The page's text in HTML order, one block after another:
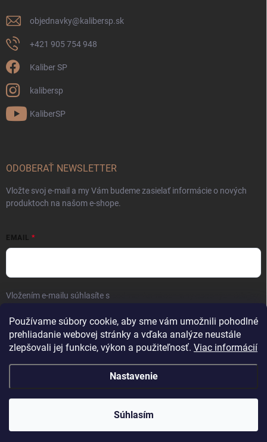
Používame súbory cookie, aby sme vám umožnili pohodlné
prehliadanie webovej stránky a vďaka analýze neustále
zlepšovali jej funkcie, výkon a použiteľnosť. Viac informácií
Nastavenie
Súhlasím
objednavky@kalibersp.sk
+421 905 754 948
Kaliber SP
kalibersp
KaliberSP
ODOBERAŤ NEWSLETTER
Vložte svoj e-mail a my Vám budeme zasielať informácie o nových
produktoch na našom e-shope.
EMAIL
Vložením e-mailu súhlasíte s
Prihlásiť sa
Kaliber SP s.r.o. . Všetky práva vyhradené.